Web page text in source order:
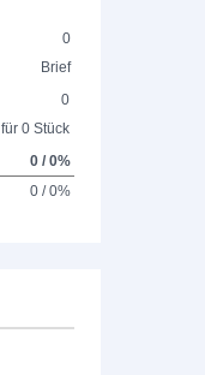
0
Brief
0
für 0 Stück
0 / 0%
0 / 0%